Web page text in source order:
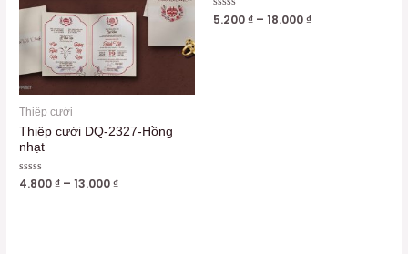
Thiệp cưới
Thiệp cưới DQ-2327-Hồng
nhạt
Được
4.800₫ –13.000₫
Được
xếp
5.200₫ – 18.000₫